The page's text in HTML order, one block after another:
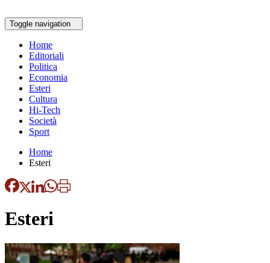
Toggle navigation
Home
Editoriali
Politica
Economia
Esteri
Cultura
Hi-Tech
Società
Sport
Home
Esteri
Esteri